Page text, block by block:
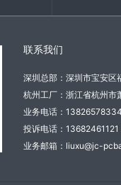
联系我们
深圳总部：深圳市宝安
杭州工厂：浙江省杭州市
业务电话：
投诉电话：
业务邮箱：liuxu@jc-